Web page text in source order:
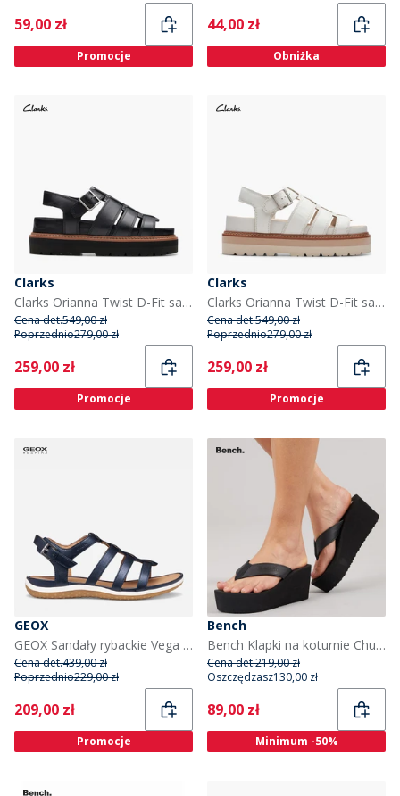
Current
59,00 zł
Promocje
Current
44,00 zł
Obniżka
Clarks
Clarks Orianna Twist D-Fit sandały dla niej kolor Czarny
Cena det.549,00 zł
Poprzednio279,00 zł
Current
259,00 zł
Promocje
Clarks
Clarks Orianna Twist D-Fit sandały dla niej kolor Off White
Cena det.549,00 zł
Poprzednio279,00 zł
Current
259,00 zł
Promocje
GEOX
GEOX Sandały rybackie Vega dla niej, kolor Dark Jeans kolor Dk Jeans
Cena det.439,00 zł
Poprzednio229,00 zł
Current
209,00 zł
Promocje
Bench
Bench Klapki na koturnie Chunky Vacay dla niej kolor Black Pu
Cena det.219,00 zł
Oszczędzasz130,00 zł
Current
89,00 zł
Minimum -50%